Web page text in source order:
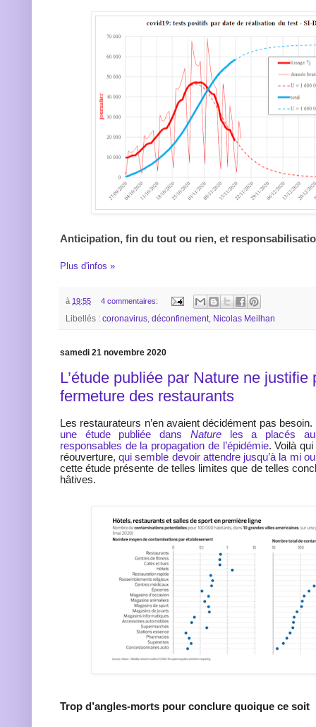
Anticipation, fin du tout ou rien, et
Plus d'infos »
à 19:55 4 commentaires:
Libellés : coronavirus, déconfinement, Nicolas Meilhan
samedi 21 novembre 2020
L’étude publiée par Nature ne justifie
fermeture des restaurants
Les restaurateurs n’en avaient décidément pas
une étude publiée dans Nature les a placés
responsables de la propagation de l’épidémie. Voilà
réouverture,qui semble devoir attendre jusqu’à la mi
cette étude présente de telles limites que de telles
hâtives.
Trop d’angles-morts pour conclure quoique ce soit